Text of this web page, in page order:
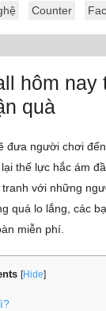
Counter
hôm
quà
đưa người chơi
thế lực hắc ám
với những
quá lo lắng, các
miễn phí.
[Hide]